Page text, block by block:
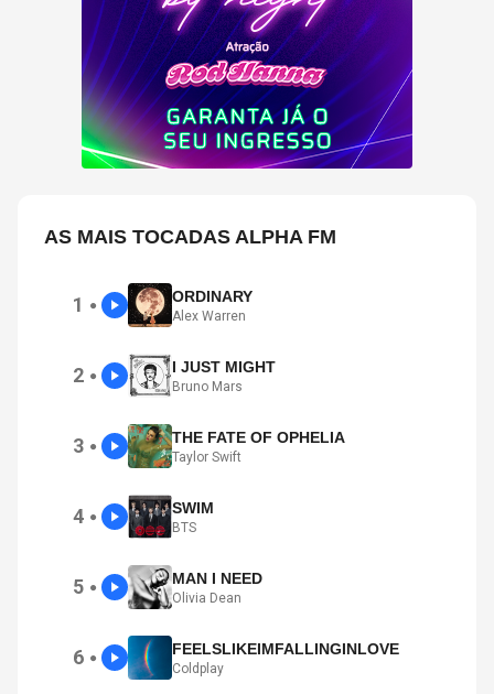
AS MAIS TOCADAS ALPHA FM
1 ● ORDINARY
Alex Warren
2 ● I JUST MIGHT
Bruno Mars
3 ● THE FATE OF OPHELIA
Taylor Swift
4 ● SWIM
BTS
5 ● MAN I NEED
Olivia Dean
6 ● FEELSLIKEIMFALLINGINLOVE
Coldplay